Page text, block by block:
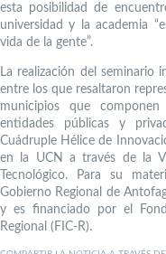
esta posibilidad de
universidad y la academia
vida de la gente”.
La realización del seminario
entre los que resaltaron
municipios que
entidades públicas y
Cuádruple Hélice de
en la UCN a través de la
Tecnológico. Para su
Gobierno Regional de
y es financiado por el
Regional (FIC-R).